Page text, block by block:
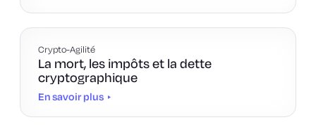
Crypto-Agilité
La mort, les impôts et la dette
cryptographique
En savoir plus